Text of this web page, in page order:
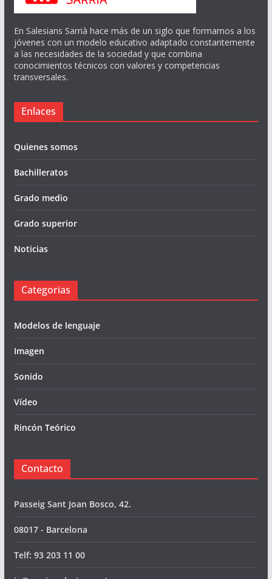
En Salesians Sarrià hace más de un siglo que formamos a los
jóvenes con un modelo educativo adaptado constantemente
a las necesidades de la sociedad y que combina
conocimientos técnicos con valores y competencias
transversales.
Enlaces
Quienes somos
Bachilleratos
Grado medio
Grado superior
Noticias
Categorias
Modelos de lenguaje
Imagen
Sonido
Vídeo
Rincón Teórico
Contacto
Passeig Sant Joan Bosco, 42.
08017 - Barcelona
Telf: 93 203 11 00